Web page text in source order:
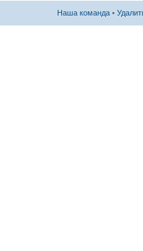
Наша команда •